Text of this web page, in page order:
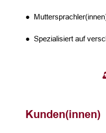
●
● Spezialisiert auf
Kunden(innen)